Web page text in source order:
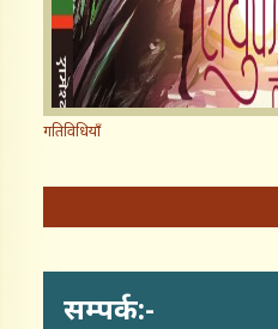
गतिविधियाँ
सम्पर्क:-